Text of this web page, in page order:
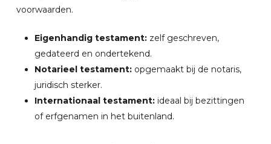
voorwaarden.
Eigenhandig testament:zelf geschreven,
gedateerd en ondertekend.
Notarieel testament:opgemaakt bij de notaris,
juridisch sterker.
Internationaal testament:ideaal bij bezittingen
of erfgenamen in het buitenland.